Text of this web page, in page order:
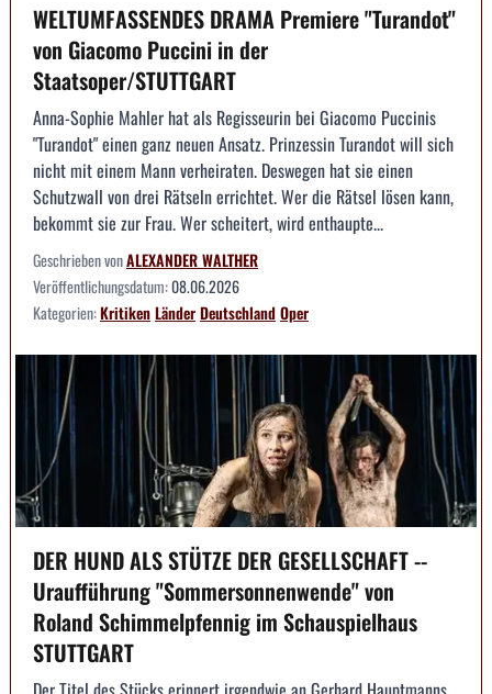
WELTUMFASSENDES DRAMA Premiere "Turandot"
von Giacomo Puccini in der
Staatsoper/STUTTGART
Anna-Sophie Mahler hat als Regisseurin bei Giacomo Puccinis
"Turandot" einen ganz neuen Ansatz. Prinzessin Turandot will sich
nicht mit einem Mann verheiraten. Deswegen hat sie einen
Schutzwall von drei Rätseln errichtet. Wer die Rätsel lösen kann,
bekommt sie zur Frau. Wer scheitert, wird enthaupte...
Geschrieben vonALEXANDER WALTHER
Veröffentlichungsdatum:08.06.2026
Kategorien:KritikenLänderDeutschlandOper
DER HUND ALS STÜTZE DER GESELLSCHAFT --
Uraufführung "Sommersonnenwende" von
Roland Schimmelpfennig im Schauspielhaus
STUTTGART